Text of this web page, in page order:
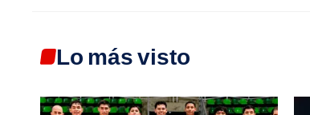
Lo más visto